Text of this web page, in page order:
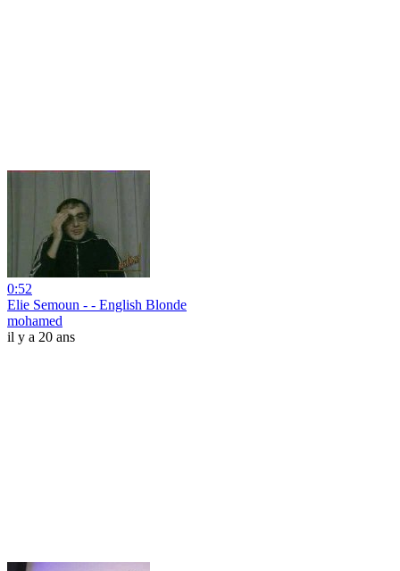
0:52
Elie Semoun - - English Blonde
mohamed
il y a 20 ans